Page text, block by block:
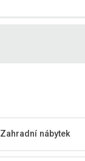
Zahradní nábytek